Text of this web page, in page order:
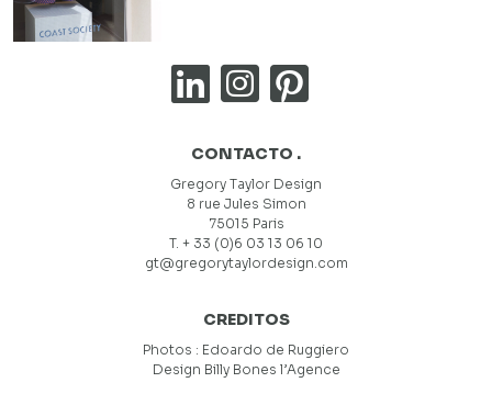
CONTACTO .
Gregory Taylor Design
8 rue Jules Simon
75015 Paris
T. + 33 (0)6 03 13 06 10
gt@gregorytaylordesign.com
CREDITOS
Photos : Edoardo de Ruggiero
Design Billy Bones l’Agence